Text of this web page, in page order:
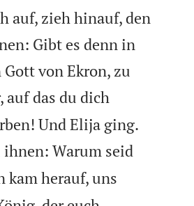
auf, zieh hinauf, den
Gibt es denn in
von Ekron, zu
auf das du dich
Und Elija ging.
ihnen: Warum seid
kam herauf, uns